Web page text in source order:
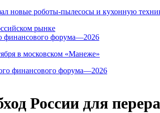
новые роботы-пылесосы и кухонную
финансового форума—2026
в московском «Манеже»
России для